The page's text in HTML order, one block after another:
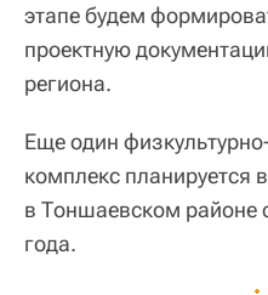
этапе будем
проектную
региона.
Еще один
комплекс планируется
в Тоншаевском районе
года.